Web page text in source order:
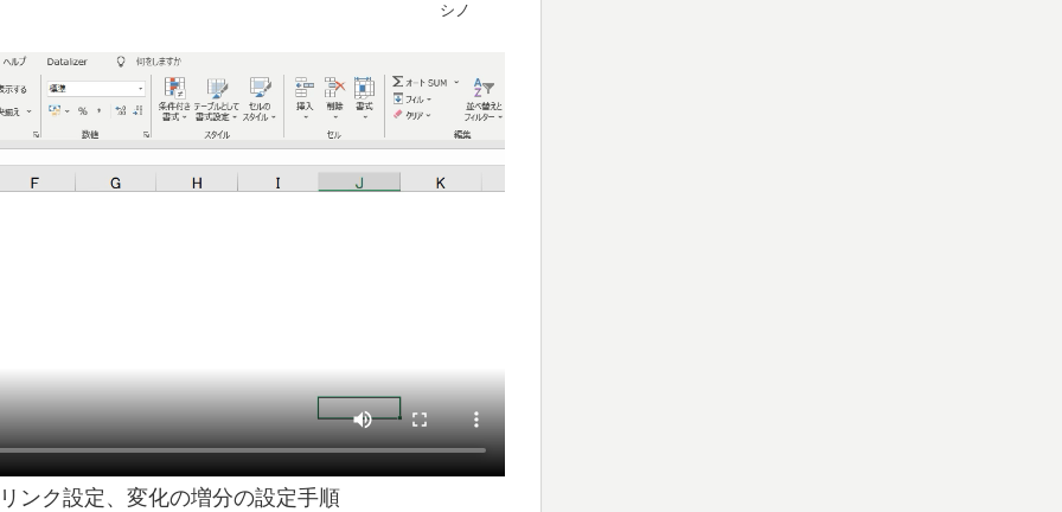
シノ
ンク設定、変化の増分の設定手順